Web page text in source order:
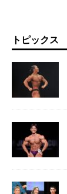
トピックス